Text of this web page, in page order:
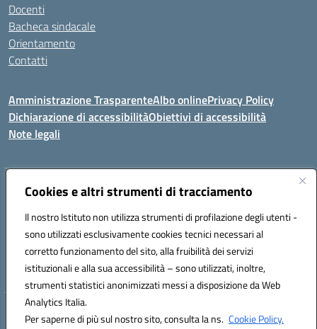
Cookies e altri strumenti di tracciamento
Il nostro Istituto non utilizza strumenti di profilazione degli utenti -
sono utilizzati esclusivamente cookies tecnici necessari al
corretto funzionamento del sito, alla fruibilità dei servizi
istituzionali e alla sua accessibilità – sono utilizzati, inoltre,
strumenti statistici anonimizzati messi a disposizione da Web
Analytics Italia.
Per saperne di più sul nostro sito, consulta la ns. Cookie Policy.
Docenti
Bacheca sindacale
Orientamento
Contatti
Amministrazione TrasparenteAlbo onlinePrivacy Policy
Dichiarazione di accessibilitàObiettivi di accessibilità
Note legali
Indirizzo:Viale P. Togliatti snc 67039 Sulmona (AQ)
Posta elettronica certificata (PEC):aqis01900g@pec.istruzione.it
Codice fiscale: 92025400661
Codice meccanografico: AQIS01900G
Hosting & Powered by 3D Solution S.r.l.